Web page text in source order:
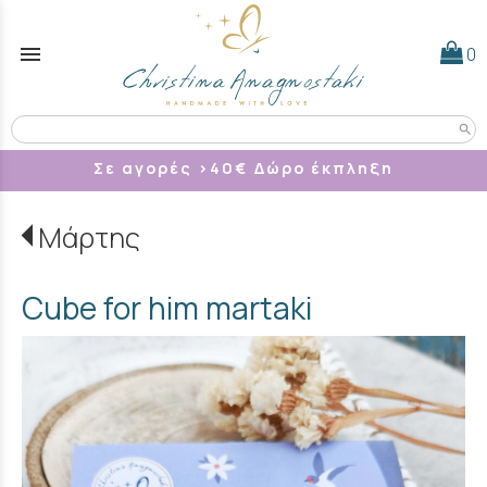
menu 0
search
Σε αγορές >40 € Δώρο έκπληξη
Μάρτης
Cube for him martaki